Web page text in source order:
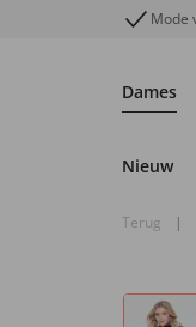
Mode
Dames
Nieuw
Terug |